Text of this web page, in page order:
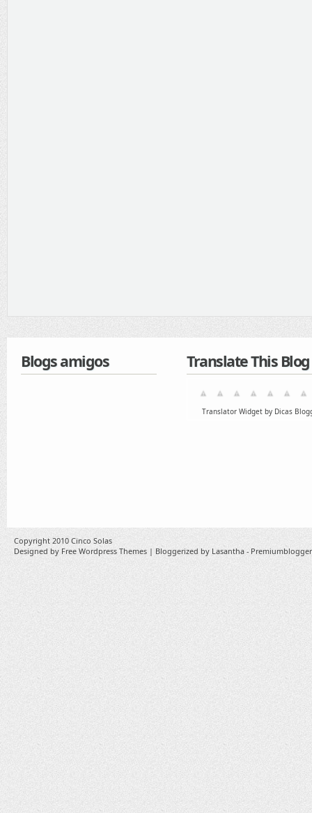
Blogs amigos Translate This Blog
Translator Widget by Dicas
Copyright 2010 Cinco Solas
Designed by Free Wordpress Themes | Bloggerized by Lasantha -